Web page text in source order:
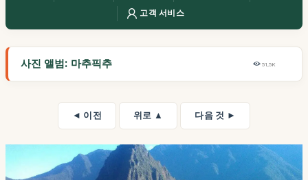
고객 서비스
사진 앨범: 마추픽추 51,5K
◄ 이전 위로 ▲ 다음 것 ►